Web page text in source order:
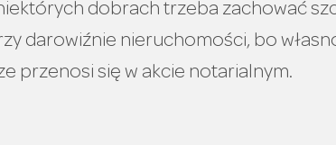
dobrach trzeba zachować
darowiźnie nieruchomości, bo
przenosi się w akcie notarialnym.